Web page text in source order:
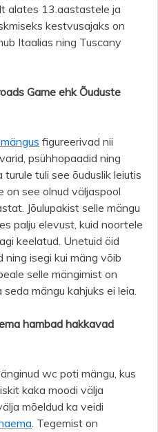
alates 13.aastastele ja
kestvusajaks on
Itaalias ning Tuscany
Game ehk Õuduste
figureerivad nii
psühhopaadid ning
tuli see õuduslik leiutis
on see olnud väljaspool
Jõulupakist selle mängu
palju elevust, kuid noortele
keelatud. Unetuid öid
isegi kui mäng võib
selle mängimist on
mängu kahjuks ei leia.
hambad hakkavad
wc poti mängu, kus
kaka moodi välja
mõeldud ka veidi
. Tegemist on